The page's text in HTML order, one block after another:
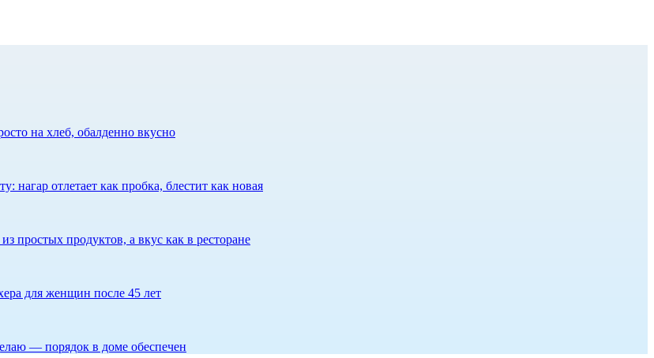
на хлеб, обалденно вкусно
нагар отлетает как пробка, блестит как новая
простых продуктов, а вкус как в ресторане
для женщин после 45 лет
— порядок в доме обеспечен